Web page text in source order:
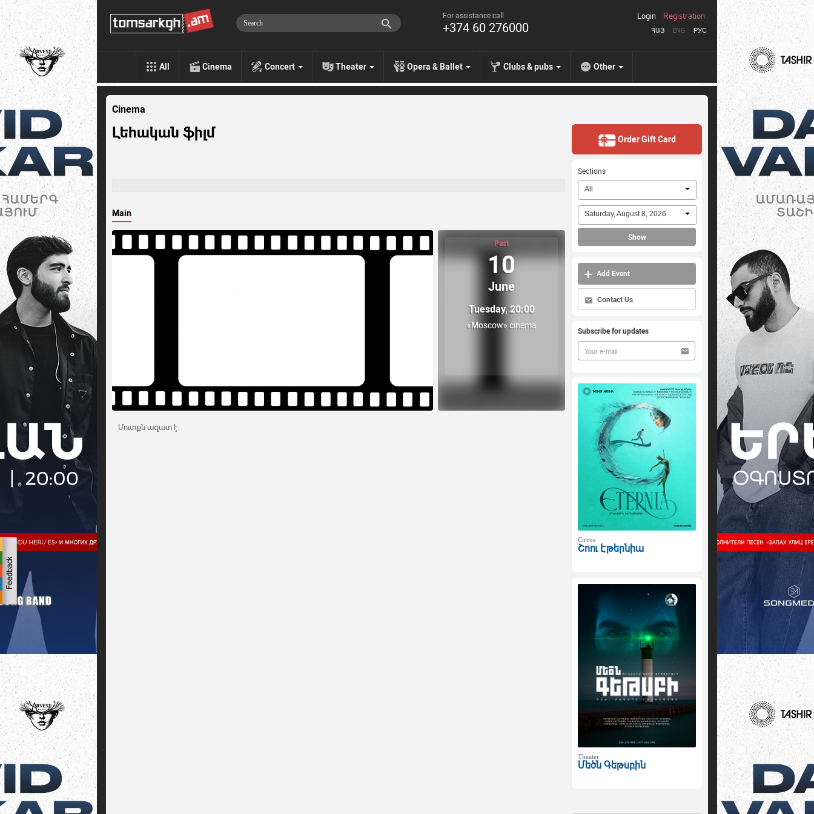
For assistance call
+374 60 276000 ՀԱՅ ENG РУС
Login Registration
All Cinema Concert Theater Opera & Ballet Clubs & pubs Other
Cinema
Լեհական ֆիլմ
Main
Past
10
June
Tuesday, 20:00
«Moscow» cinema
Մուտքն ազատ է:
Order Gift Card
Sections
All
Saturday, August 8, 2026
Show
Add Event
Contact Us
Subscribe for updates
Circus
Շոու Էթերնիա
Theater
Մեծն Գեթսբին